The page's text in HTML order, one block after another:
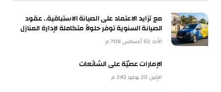
مع تزايد الاعتماد على الصيانة الاستباقية.. عقود
الصيانة السنوية توفر حلولاً متكاملة لإدارة المنازل
الأحد 02 أغسطس 7:08 م
الإمارات عصيّة على الشائعات
الإثنين 20 يوليو 3:43 م